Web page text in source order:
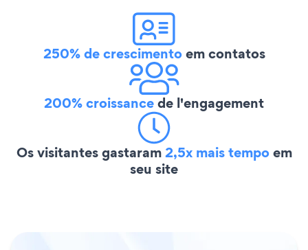
250% de crescimentoem contatos
200% croissancede l'engagement
Os visitantes gastaram2,5x mais tempoem
seu site